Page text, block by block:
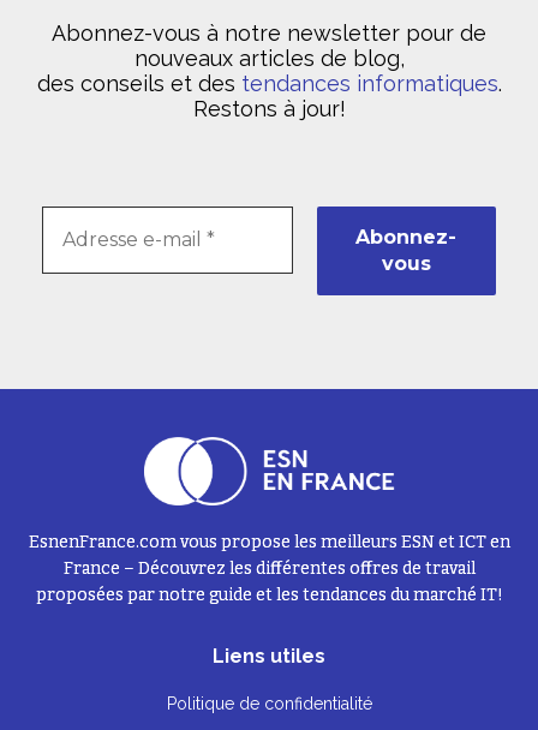
Abonnez-vous à notre newsletter pour de
nouveaux articles de blog,
des conseils et des tendances informatiques.
Restons à jour!
EsnenFrance.com vous propose les meilleurs ESN et ICT en
France – Découvrez les différentes offres de travail
proposées par notre guide et les tendances du marché IT!
Liens utiles
Politique de confidentialité